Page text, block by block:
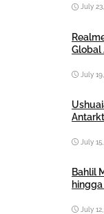
July
Global
July
July
Bahlil
July